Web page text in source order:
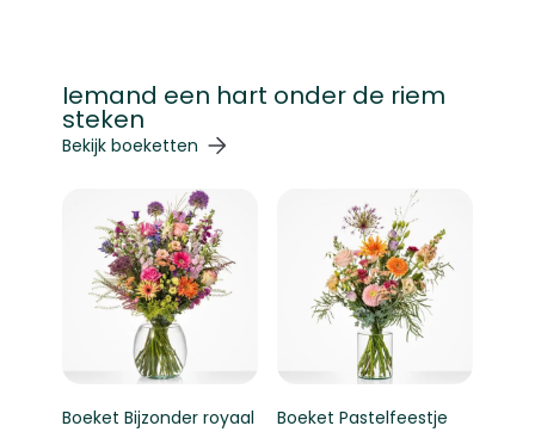
Iemand een hart onder de riem
steken
Navigeren door de elementen van de carrousel is
Druk om carrousel over te slaan
Bekijk boeketten
Boeket Bijzonder royaal
Boeket Pastelfeestje